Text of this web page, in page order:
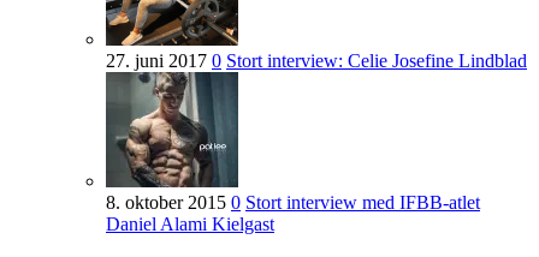
27. juni 2017 0 Stort interview: Celie Josefine Lindblad
8. oktober 2015 0 Stort interview med IFBB-atlet
Daniel Alami Kielgast